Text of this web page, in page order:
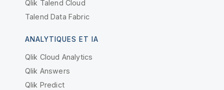
Qlik Talend Cloud
Talend Data Fabric
ANALYTIQUES ET IA
Qlik Cloud Analytics
Qlik Answers
Qlik Predict